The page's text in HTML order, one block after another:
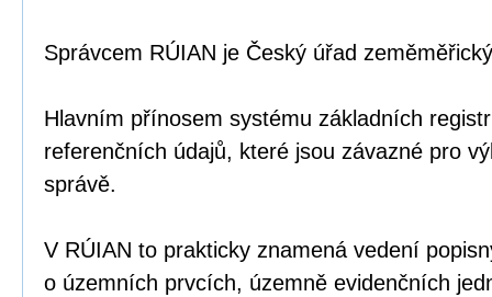
Správcem RÚIAN je Český úřad
Hlavním přínosem systému základních
referenčních údajů, které jsou závazné pro
správě.
V RÚIAN to prakticky znamená vedení
o územních prvcích, územně evidenčních